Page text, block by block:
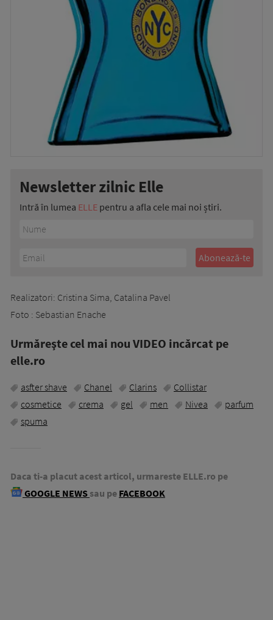
Newsletter zilnic Elle
Intră în lumea ELLE pentru a afla cele mai noi știri.
Realizatori: Cristina Sima, Catalina Pavel
Foto : Sebastian Enache
Urmăreşte cel mai nou VIDEO incărcat pe
elle.ro
asfter shave Chanel Clarins
Collistar
cosmetice
crema gel men Nivea
parfum
spuma
Daca ti-a placut acest articol, urmareste ELLE.ro pe
GOOGLE NEWS sau pe FACEBOOK